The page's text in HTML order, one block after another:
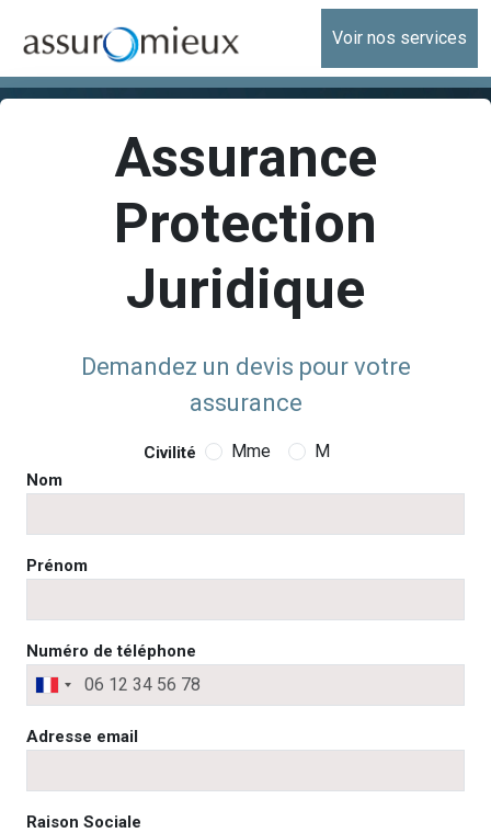
Voir nos services
Assurance
Protection
Juridique
Demandez un devis pour votre
assurance
Civilité Mme M
Nom
Prénom
Numéro de téléphone
France
Adresse email
Raison Sociale